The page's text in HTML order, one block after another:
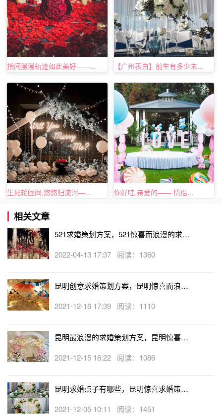
求婚策划：高山上令人想吐的求婚
山有14092英尺高，所有的旅游指南都说爬完需要两天的时
间。在山顶，我一屁股坐在一个巨大的石头上。特拉维斯走
过来，拉着我的手。因为爬山的劳累和恐高，我觉得有点恶
心，我马上把手抽了回来，告诉他我有点想吐。他又把我的
指间漫漫轨迹如此美好——... 【广州表白】前生有多少未...
生死轮回间,悠悠归流河—... 你好哇,亲爱的—— 情侣...
相关文章
521求婚策划方案，521惊喜而浪漫的求婚
2022-04-13 17:37 阅读：1360
昆明创意求婚策划方案，昆明惊喜而浪漫
2021-12-16 17:39 阅读：1110
昆明最浪漫的求婚策划方案，昆明惊喜有
2021-12-15 16:22 阅读：1086
昆明求婚点子有哪些，昆明惊喜求婚策划
2021-12-05 10:11 阅读：1451